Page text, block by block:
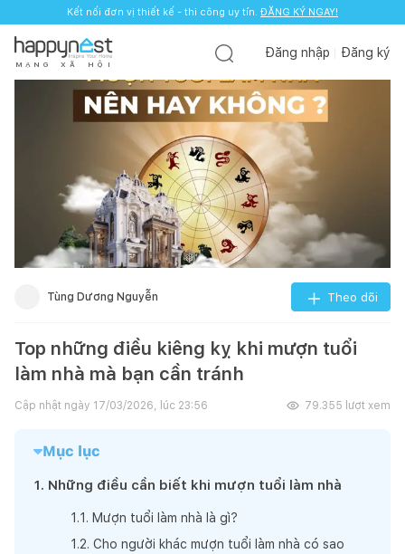
Kết nối đơn vị thiết kế - thi công uy tín. ĐĂNG KÝ NGAY!
M Ạ N G X Ã H Ộ I
Đăng nhập Đăng ký
Tùng Dương Nguyễn Theo dõi
Top những điều kiêng kỵ khi mượn tuổi
làm nhà mà bạn cần tránh
Cập nhật ngày 17/03/2026, lúc 23:56 79.355 lượt xem
Mục lục
1. Những điều cần biết khi mượn tuổi làm nhà
1 .1 . Mượn tuổi làm nhà là gì?
1 .2. Cho người khác mượn tuổi làm nhà có sao